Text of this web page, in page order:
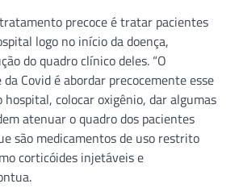
precoce é tratar pacientes
logo no início da doença,
do quadro clínico deles. “O
Covid é abordar precocemente esse
hospital, colocar oxigênio, dar algumas
atenuar o quadro dos pacientes
são medicamentos de uso restrito
corticóides injetáveis e